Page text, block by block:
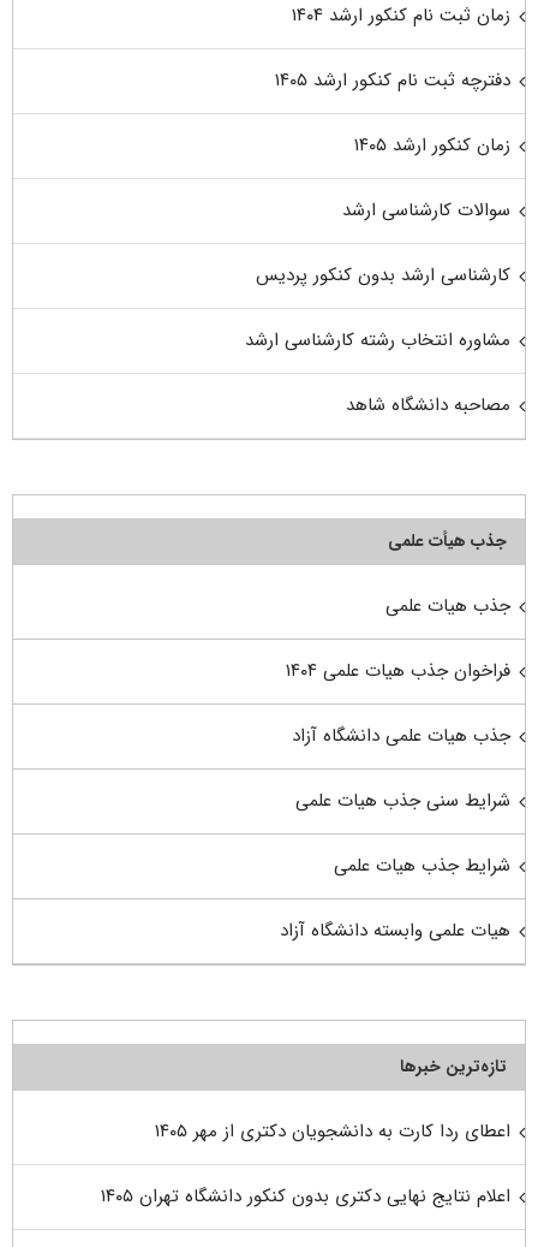
زمان ثبت نام کنکور ارشد ۱۴۰۴
دفترچه ثبت نام کنکور ارشد ۱۴۰۵
زمان کنکور ارشد ۱۴۰۵
سوالات کارشناسی ارشد
کارشناسی ارشد بدون کنکور پردیس
مشاوره انتخاب رشته کارشناسی ارشد
مصاحبه دانشگاه شاهد
جذب هیأت علمی
جذب هیات علمی
فراخوان جذب هیات علمی ۱۴۰۴
جذب هیات علمی دانشگاه آزاد
شرایط سنی جذب هیات علمی
شرایط جذب هیات علمی
هیات علمی وابسته دانشگاه آزاد
تازه‌ترین خبرها
اعطای ردا کارت به دانشجویان دکتری از مهر ۱۴۰۵
اعلام نتایج نهایی دکتری بدون کنکور دانشگاه تهران ۱۴۰۵